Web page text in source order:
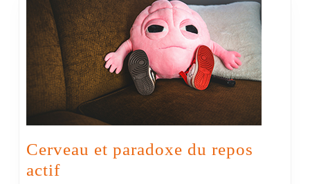
Cerveau et paradoxe du repos
actifCerveau